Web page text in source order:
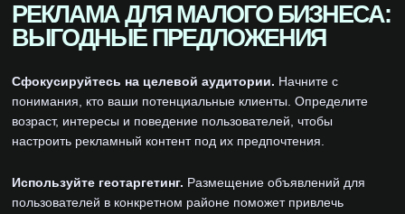
РЕКЛАМА ДЛЯ МАЛОГО БИЗНЕСА:
ВЫГОДНЫЕ ПРЕДЛОЖЕНИЯ
Сфокусируйтесь на целевой аудитории. Начните с
понимания, кто ваши потенциальные клиенты. Определите
возраст, интересы и поведение пользователей, чтобы
настроить рекламный контент под их предпочтения.
Используйте геотаргетинг. Размещение объявлений для
пользователей в конкретном районе поможет привлечь